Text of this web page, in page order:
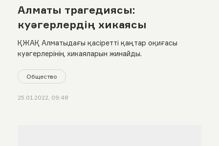
Алматы трагедиясы:
куәгерлердің хикаясы
ҚЖАҚ Алматыдағы қасіретті қаңтар оқиғасы
куәгерлерінің хикаяларын жинайды.
Общество
25.01.2022, 09:48